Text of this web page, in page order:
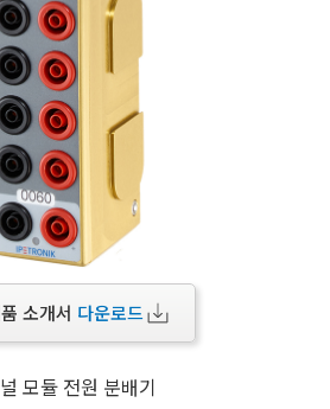
소개서 다운로드
모듈 전원 분배기